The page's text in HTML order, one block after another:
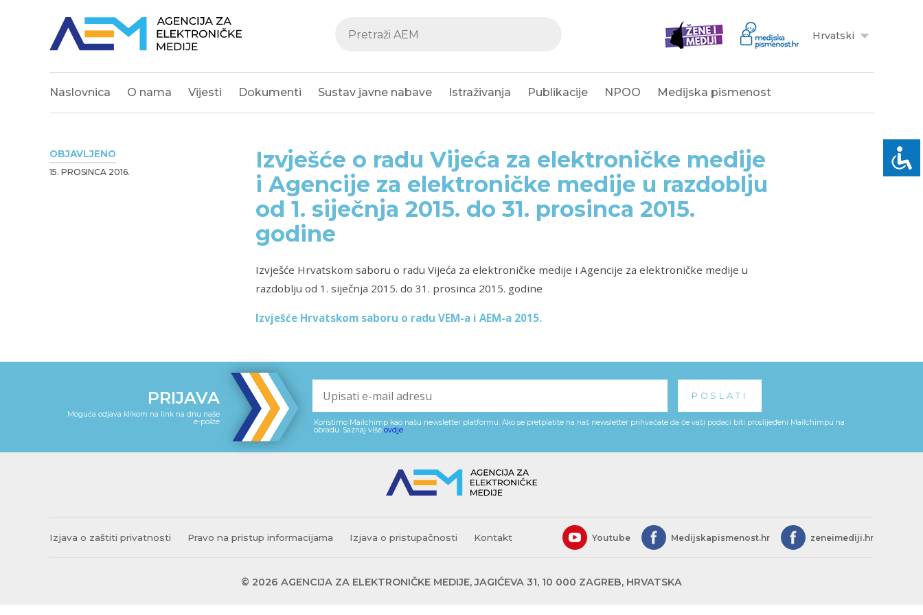
Hrvatski
Naslovnica O nama Vijesti Dokumenti Sustav javne nabave Istraživanja Publikacije NPOO Medijska pismenost
OBJAVLJENO
15. PROSINCA 2016.
Izvješće o radu Vijeća za elektroničke medije
i Agencije za elektroničke medije u razdoblju
od 1. siječnja 2015. do 31. prosinca 2015.
godine
Izvješće Hrvatskom saboru o radu Vijeća za elektroničke medije i Agencije za elektroničke medije u
razdoblju od 1. siječnja 2015. do 31. prosinca 2015. godine
Izvješće Hrvatskom saboru o radu VEM-a i AEM-a 2015.
PRIJAVA
Moguća odjava klikom na link na dnu naše
e-pošte
Koristimo Mailchimp kao našu newsletter platformu. Ako se pretplatite na naš newsletter prihvaćate da će vaši podaci biti proslijeđeni Mailchimpu na
obradu. Saznaj više ovdje.
Izjava o zaštiti privatnosti Pravo na pristup informacijama Izjava o pristupačnosti Kontakt Youtube Medijskapismenost.hr zeneimediji.hr
© 2026 AGENCIJA ZA ELEKTRONIČKE MEDIJE, JAGIĆEVA 31, 10 000 ZAGREB, HRVATSKA